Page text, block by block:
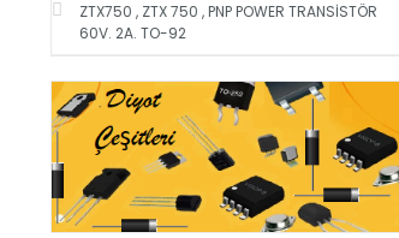
ZTX750 , ZTX 750 , PNP POWER TRANSİSTÖR
60V. 2A. TO-92